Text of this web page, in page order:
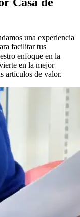
una experiencia
facilitar tus
enfoque en la
en la mejor
artículos de valor.